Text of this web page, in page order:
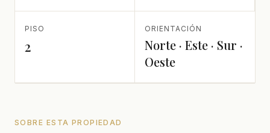
PISO
2
ORIENTACIÓN
Norte · Este · Sur ·
Oeste
SOBRE ESTA PROPIEDAD